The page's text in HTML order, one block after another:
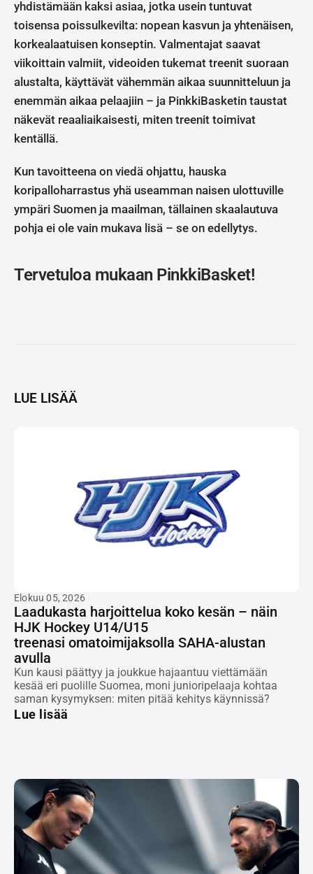
yhdistämään kaksi asiaa, jotka usein tuntuvat
toisensa poissulkevilta: nopean kasvun ja yhtenäisen,
korkealaatuisen konseptin. Valmentajat saavat
viikoittain valmiit, videoiden tukemat treenit suoraan
alustalta, käyttävät vähemmän aikaa suunnitteluun ja
enemmän aikaa pelaajiin – ja PinkkiBasketin taustat
näkevät reaaliaikaisesti, miten treenit toimivat
kentällä.
Kun tavoitteena on viedä ohjattu, hauska
koripalloharrastus yhä useamman naisen ulottuville
ympäri Suomen ja maailman, tällainen skaalautuva
pohja ei ole vain mukava lisä – se on edellytys.
Tervetuloa mukaan PinkkiBasket!
LUE LISÄÄ
Elokuu 05, 2026
Laadukasta harjoittelua koko kesän – näin
HJK Hockey U14/U15
treenasi omatoimijaksolla SAHA-alustan
avulla
Kun kausi päättyy ja joukkue hajaantuu viettämään
kesää eri puolille Suomea, moni junioripelaaja kohtaa
saman kysymyksen: miten pitää kehitys käynnissä?
Lue lisää